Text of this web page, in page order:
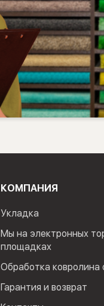
КОМПАНИЯ
Укладка
Мы на электронных
площадках
Обработка ковролина
Гарантия и возврат